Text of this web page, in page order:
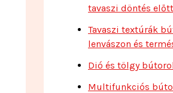
tavaszi döntés
Tavaszi textúrák
lenvászon és
Dió és tölgy
Multifunkciós